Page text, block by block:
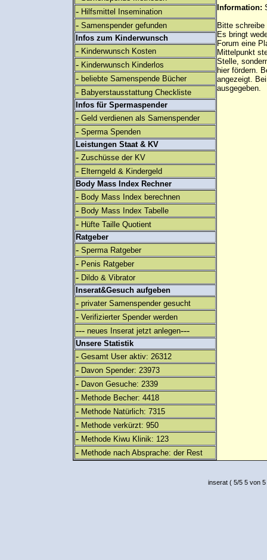
- Hilfsmittel Insemination
- Samenspender gefunden
Infos zum Kinderwunsch
- Kinderwunsch Kosten
- Kinderwunsch Kinderlos
- beliebte Samenspende Bücher
- Babyerstausstattung Checkliste
Infos für Spermaspender
- Geld verdienen als Samenspender
- Sperma Spenden
Leistungen Staat & KV
- Zuschüsse der KV
- Elterngeld & Kindergeld
Body Mass Index Rechner
- Body Mass Index berechnen
- Body Mass Index Tabelle
- Hüfte Taille Quotient
Ratgeber
- Sperma Ratgeber
- Penis Ratgeber
- Dildo & Vibrator
Inserat&Gesuch aufgeben
- privater Samenspender gesucht
- Verifizierter Spender werden
--- neues Inserat jetzt anlegen---
Unsere Statistik
- Gesamt User aktiv: 26312
- Davon Spender: 23973
- Davon Gesuche: 2339
- Methode Becher: 4418
- Methode Natürlich: 7315
- Methode verkürzt: 950
- Methode Kiwu Klinik: 123
- Methode nach Absprache: der Rest
Information:
Bitte
Es bringt
Forum eine
Mittelpunkt
Stelle,
hier fördern.
angezeigt.
ausgegeben.
inserat( 5/5 5 von 5